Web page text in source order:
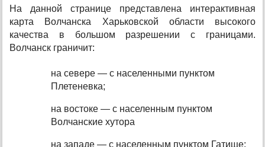
На данной странице представлена интерактивная
карта Волчанска Харьковской области высокого
качества в большом разрешении с границами.
Волчанск граничит:
на севере — с населенными пунктом
Плетеневка;
на востоке — с населенным пунктом
Волчанские хутора
на западе — с населенным пунктом Гатище;